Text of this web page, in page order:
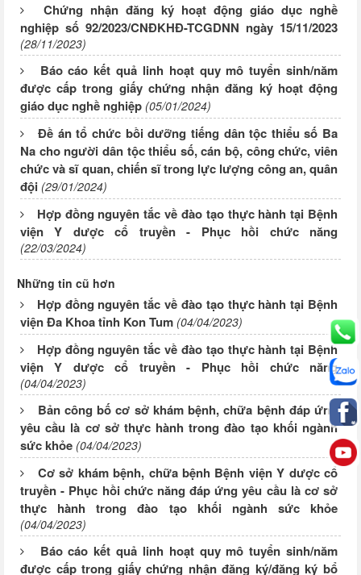
Chứng nhận đăng ký hoạt động giáo dục nghề
nghiệp số 92/2023/CNĐKHĐ-TCGDNN ngày 15/11/2023
(28/11/2023)
Báo cáo kết quả linh hoạt quy mô tuyển sinh/năm
được cấp trong giấy chứng nhận đăng ký hoạt động
giáo dục nghề nghiệp (05/01/2024)
Đề án tổ chức bồi dưỡng tiếng dân tộc thiểu số Ba
Na cho người dân tộc thiểu số, cán bộ, công chức, viên
chức và sĩ quan, chiến sĩ trong lực lượng công an, quân
đội (29/01/2024)
Hợp đồng nguyên tắc về đào tạo thực hành tại Bệnh
viện Y dược cổ truyền - Phục hồi chức năng
(22/03/2024)
Những tin cũ hơn
Hợp đồng nguyên tắc về đào tạo thực hành tại Bệnh
viện Đa Khoa tỉnh Kon Tum (04/04/2023)
Hợp đồng nguyên tắc về đào tạo thực hành tại Bệnh
viện Y dược cổ truyền - Phục hồi chức năng
(04/04/2023)
Bản công bố cơ sở khám bệnh, chữa bệnh đáp ứng
yêu cầu là cơ sở thực hành trong đào tạo khối ngành
sức khỏe (04/04/2023)
Cơ sở khám bệnh, chữa bệnh Bệnh viện Y dược cổ
truyền - Phục hồi chức năng đáp ứng yêu cầu là cơ sở
thực hành trong đào tạo khối ngành sức khỏe
(04/04/2023)
Báo cáo kết quả linh hoạt quy mô tuyển sinh/năm
được cấp trong giấy chứng nhận đăng ký/đăng ký bổ